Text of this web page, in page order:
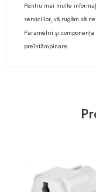
Pentru mai multe
serviciilor, vă rugăm să
Parametrii și
preîntâmpinare.